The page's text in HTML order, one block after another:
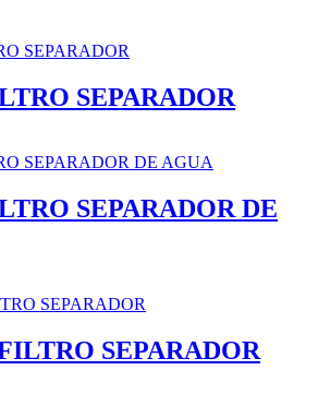
SEPARADOR
SEPARADOR DE
SEPARADOR